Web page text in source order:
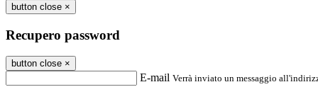
button close ×
Recupero password
button close ×
E-mail Verrà inviato un messaggio